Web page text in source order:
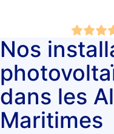
Nos
dans les
Maritimes